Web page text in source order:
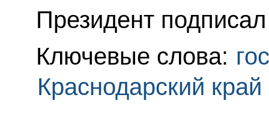
Президент
Ключевые слова:
Краснодарский край